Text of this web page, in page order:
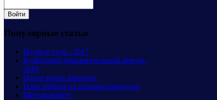
Популярные статьи
Педагог года - 2017
Кузбасский образовательный форум -
2019
Центр вновь впереди!
План работы на осенние каникулы
Методкабинет